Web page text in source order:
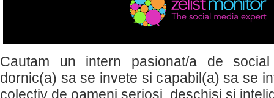
Cautam un intern pasionat/a de
dornic(a) sa se invete si capabil(a) sa se
colectiv de oameni seriosi, deschisi si